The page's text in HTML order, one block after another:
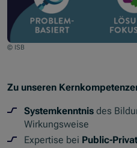
© ISB
Zu unseren
Systemkenntnis des
Wirkungsweise
Expertise bei Public-